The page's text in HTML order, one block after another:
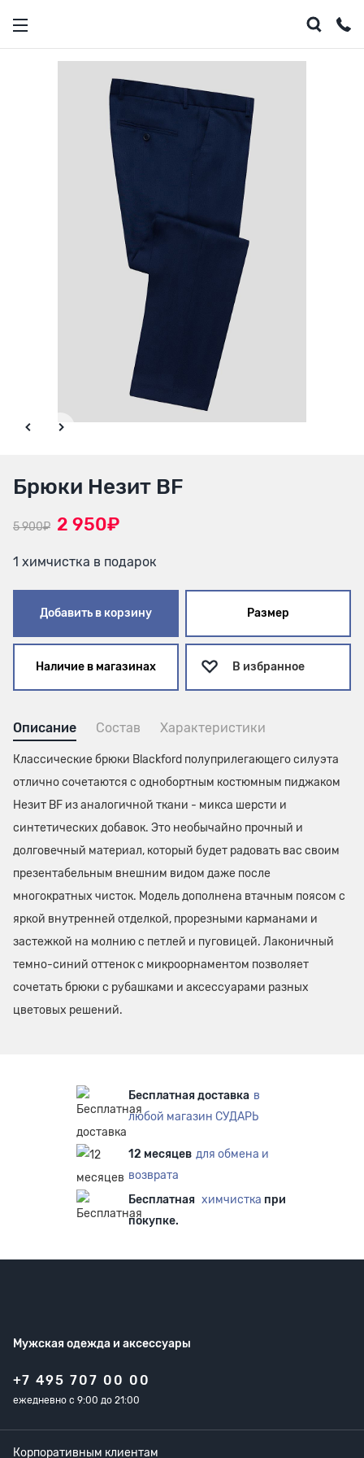
Брюки Незит BF
5 900₽ 2 950₽
1 химчистка в подарок
Добавить в корзину Размер
Наличие в магазинах В избранное
Описание Состав Характеристики
Классические брюки Blackford полуприлегающего силуэта
отлично сочетаются с однобортным костюмным пиджаком
Незит BF из аналогичной ткани - микса шерсти и
синтетических добавок. Это необычайно прочный и
долговечный материал, который будет радовать вас своим
презентабельным внешним видом даже после
многократных чисток. Модель дополнена втачным поясом с
яркой внутренней отделкой, прорезными карманами и
застежкой на молнию с петлей и пуговицей. Лаконичный
темно-синий оттенок с микроорнаментом позволяет
сочетать брюки с рубашками и аксессуарами разных
цветовых решений.
Бесплатная доставка в
любой магазин СУДАРЬ
12 месяцев для обмена и
возврата
Бесплатная химчистка при
покупке.
Мужская одежда и аксессуары
+7 495 707 00 00
ежедневно с 9:00 до 21:00
Корпоративным клиентам